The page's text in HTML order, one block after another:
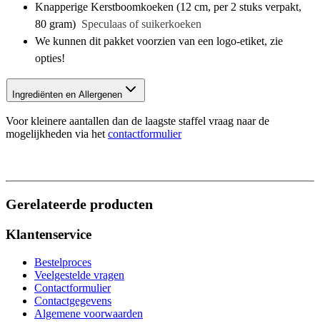
Knapperige Kerstboomkoeken (12 cm, per 2 stuks verpakt,
80 gram) Speculaas of suikerkoeken
We kunnen dit pakket voorzien van een logo-etiket, zie
opties!
Ingrediënten en Allergenen
Voor kleinere aantallen dan de laagste staffel vraag naar de
mogelijkheden via hetcontactformulier
Gerelateerde producten
Klantenservice
Bestelproces
Veelgestelde vragen
Contactformulier
Contactgegevens
Algemene voorwaarden